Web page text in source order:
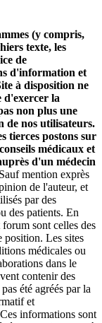
(y compris,
texte, les
de
d'information et
à disposition ne
d'exercer la
non plus une
de nos utilisateurs.
tierces postons sur
médicaux et
d'un médecin
mention exprès
de l'auteur, et
par des
des patients. En
sont celles des
position. Les sites
médicales ou
dans le
contenir des
été agréés par la
et
informations sont